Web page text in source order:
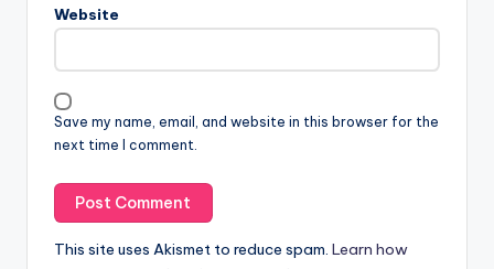
Website
Save my name, email, and website in this browser for the
next time I comment.
This site uses Akismet to reduce spam. Learn how